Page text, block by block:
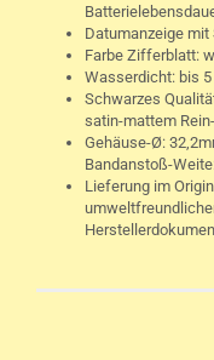
Datumanzeige
Farbe Zifferblatt:
Wasserdicht: bis
Schwarzes
satin-mattem
Gehäuse-Ø:
Bandanstoß-
Lieferung im